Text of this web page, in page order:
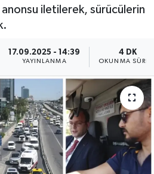
iletilerek, sürücülerin
17.09.2025 - 14:39
YAYINLANMA
4 DK
OKUNMA